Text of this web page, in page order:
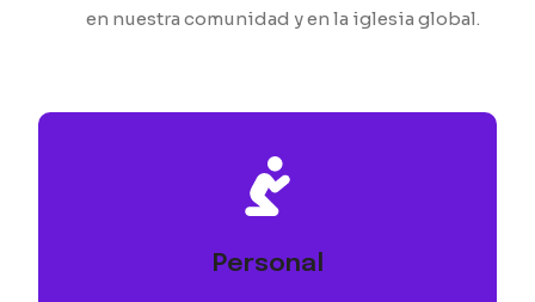
en nuestra comunidad y en la iglesia global.
Personal
Oramos en este día para ser vidas que abrazan los deseos de Su
podamos ser cartas abiertas que reflejen tu amor y guíen a
otros a acercarse a ti, Señor. (Mateo 5:16; 2 Pedro 3:9)